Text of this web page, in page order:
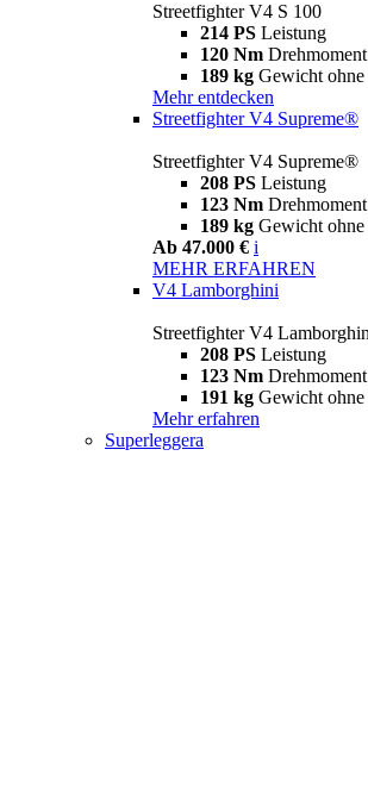
Streetfighter V4 S 100
214 PS Leistung
120 Nm Drehmoment
189 kg Gewicht
Mehr entdecken
Streetfighter V4 Supreme®
Streetfighter V4 Supreme®
208 PS Leistung
123 Nm Drehmoment
189 kg Gewicht
Ab 47.000 € i
MEHR ERFAHREN
V4 Lamborghini
Streetfighter V4
208 PS Leistung
123 Nm Drehmoment
191 kg Gewicht
Mehr erfahren
Superleggera